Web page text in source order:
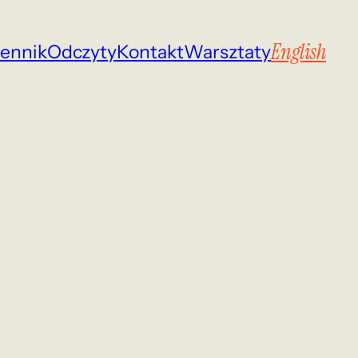
OdczytyKontaktWarsztatyEnglish